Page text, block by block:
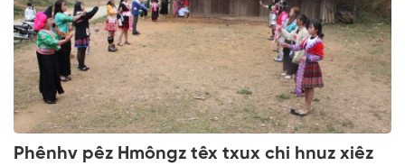
Phênhv pêz Hmôngz têx txux chi hnuz xiêz